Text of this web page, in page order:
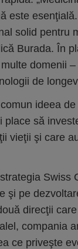
este
solid pentru
Burada. În
domenii
de
ideea
place să
vieţii şi care
Swiss
şi pe
direcţii
compania
ce priveşte